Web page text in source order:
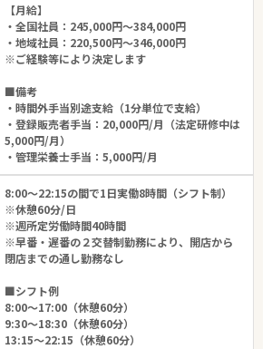
【月給】
・全国社員：245,000円～384,000円
・地域社員：220,500円～346,000円
※ご経験等により決定します
■備考
・時間外手当別途支給（1分単位で支給）
・登録販売者手当：20,000円/月（法定研修中は
5,000円/月）
・管理栄養士手当：5,000円/月
8:00～22:15の間で1日実働8時間（シフト制）
※休憩60分/日
※週所定労働時間40時間
※早番・遅番の２交替制勤務により、開店から
閉店までの通し勤務なし
■シフト例
8:00～17:00（休憩60分）
9:30～18:30（休憩60分）
13:15～22:15（休憩60分）